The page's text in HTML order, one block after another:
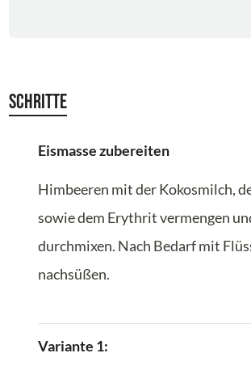
Schritte
Eismasse zubereiten
Himbeeren mit der Kokosmilch,
sowie dem Erythrit vermengen
durchmixen. Nach Bedarf mit
nachsüßen.
Variante 1: